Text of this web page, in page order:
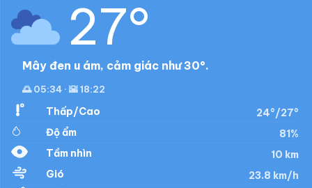
27°
Mây đen u ám, cảm giác như 30°.
🌅 05:34 · 🌇 18:22
Thấp/Cao
24°/27°
Độ ẩm
81%
Tầm nhìn
10 km
Gió
23.8 km/h